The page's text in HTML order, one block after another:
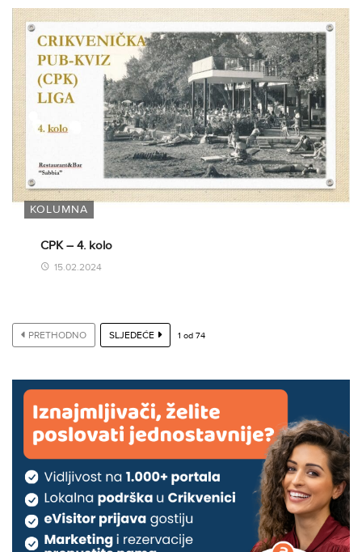
KOLUMNA
CPK – 4. kolo
15.02.2024
PRETHODNO SLJEDEĆE 1 od 74